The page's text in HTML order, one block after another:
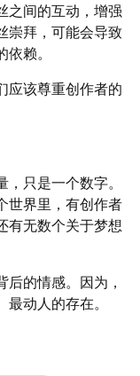
之间的互动，增强
崇拜，可能会导致
赖。
应该尊重创作者的
只是一个数字。
世界里，有创作者
有无数个关于梦想
的情感。因为，
动人的存在。